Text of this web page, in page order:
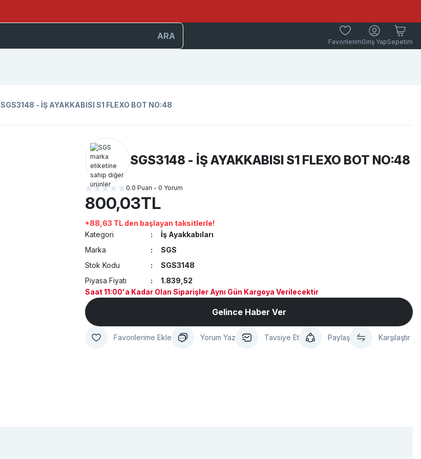
ARA
FavorilerimGiriş YapSepetim
SGS3148 - İŞ AYAKKABISI S1 FLEXO BOT NO:48
SGS3148 - İŞ AYAKKABISI S1 FLEXO BOT NO:48
0.0 Puan - 0 Yorum
800,03TL
*88,63 TL den başlayan taksitlerle!
Kategori
İş Ayakkabıları
Marka
SGS
Stok Kodu
SGS3148
Piyasa Fiyatı
1.839,52
Saat 11:00'a Kadar Olan Siparişler Aynı Gün Kargoya Verilecektir
Gelince Haber Ver
Yorum Yaz Tavsiye Et Paylaş Karşılaştır